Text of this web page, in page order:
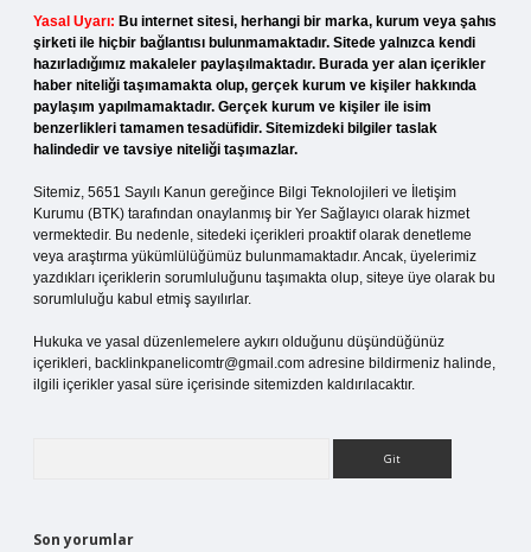
Yasal Uyarı: Bu internet sitesi, herhangi bir marka, kurum veya şahıs
şirketi ile hiçbir bağlantısı bulunmamaktadır. Sitede yalnızca kendi
hazırladığımız makaleler paylaşılmaktadır. Burada yer alan içerikler
haber niteliği taşımamakta olup, gerçek kurum ve kişiler hakkında
paylaşım yapılmamaktadır. Gerçek kurum ve kişiler ile isim
benzerlikleri tamamen tesadüfidir. Sitemizdeki bilgiler taslak
halindedir ve tavsiye niteliği taşımazlar.
Sitemiz, 5651 Sayılı Kanun gereğince Bilgi Teknolojileri ve İletişim
Kurumu (BTK) tarafından onaylanmış bir Yer Sağlayıcı olarak hizmet
vermektedir. Bu nedenle, sitedeki içerikleri proaktif olarak denetleme
veya araştırma yükümlülüğümüz bulunmamaktadır. Ancak, üyelerimiz
yazdıkları içeriklerin sorumluluğunu taşımakta olup, siteye üye olarak bu
sorumluluğu kabul etmiş sayılırlar.
Hukuka ve yasal düzenlemelere aykırı olduğunu düşündüğünüz
içerikleri, backlinkpanelicomtr@gmail.com adresine bildirmeniz halinde,
ilgili içerikler yasal süre içerisinde sitemizden kaldırılacaktır.
Son yorumlar